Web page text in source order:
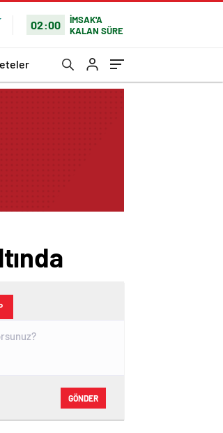
02:00
İMSAK'A
KALAN SÜRE
GÖNDER